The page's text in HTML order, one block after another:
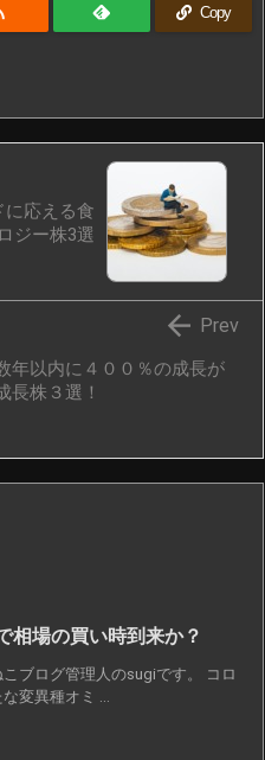
Copy
に応える食
ジー株3選
年以内に４００％の成長が
長株３選！
 Prev
相場の買い時到来か？
ブログ管理人のsugiです。 コロ
変異種オミ ...